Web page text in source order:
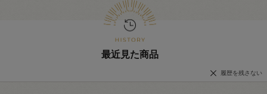
最近見た商品
履歴を残さない